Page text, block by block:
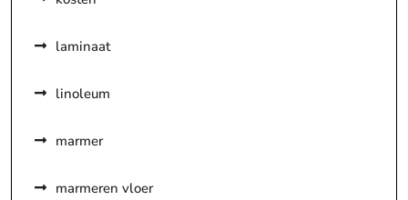
laminaat
linoleum
marmer
marmeren vloer